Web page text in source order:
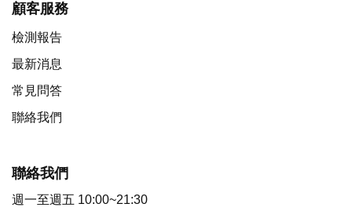
顧客服務
檢測報告
最新消息
常見問答
聯絡我們
聯絡我們
週一至週五 10:00~21:30